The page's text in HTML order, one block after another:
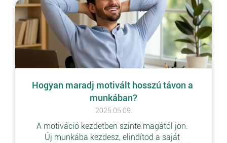
Hogyan maradj motivált hosszú távon a
munkában?
2025.05.09.
A motiváció kezdetben szinte magától jön.
Új munkába kezdesz, elindítod a saját